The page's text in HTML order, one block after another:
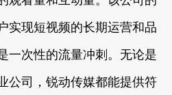
实现短视频的长期运营和品
一次性的流量冲刺。无论是
公司，锐动传媒都能提供符